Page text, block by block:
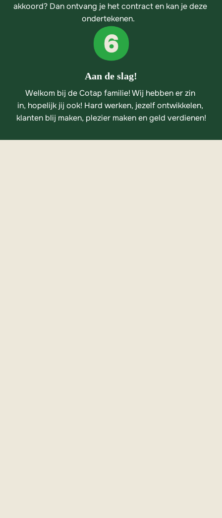
akkoord? Dan ontvang je het contract en kan je deze
ondertekenen.
Aan de slag!
Welkom bij de Cotap familie! Wij hebben er zin
in, hopelijk jij ook! Hard werken, jezelf ontwikkelen,
klanten blij maken, plezier maken en geld verdienen!